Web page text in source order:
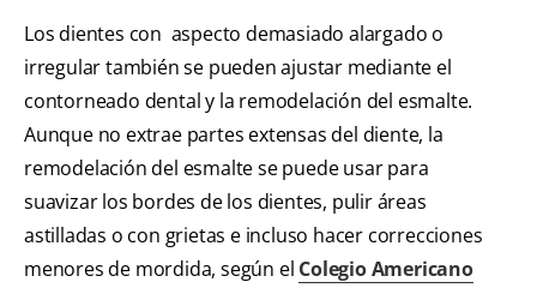
Los dientes con aspecto demasiado alargado o
irregular también se pueden ajustar mediante el
contorneado dental y la remodelación del esmalte.
Aunque no extrae partes extensas del diente, la
remodelación del esmalte se puede usar para
suavizar los bordes de los dientes, pulir áreas
astilladas o con grietas e incluso hacer correcciones
menores de mordida, según el Colegio Americano